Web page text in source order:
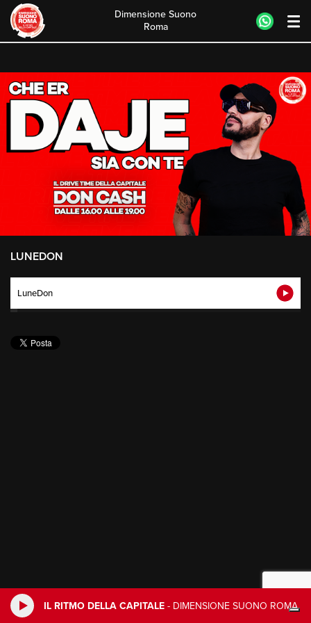
IL RITMO DELLA CAPITALE - DIMENSIONE SUONO ROMA
content
Dimensione Suono
Roma
LUNEDON
LuneDon